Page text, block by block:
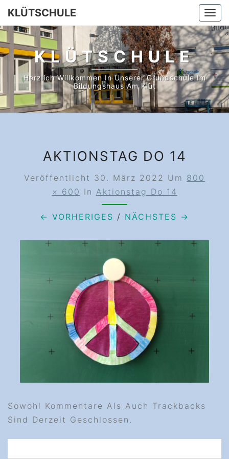
Skip
content
KLÜTSCHULE
KLÜTSCHULE
Herzlich Willkommen In Unserer Grundschule Im
Bildungshaus Am Klüt
AKTIONSTAG DO 14
Veröffentlicht 30. März 2022 Um 800
× 600 In Aktionstag Do 14
← VORHERIGES / NÄCHSTES →
Sowohl Kommentare Als Auch Trackbacks
Sind Derzeit Geschlossen.